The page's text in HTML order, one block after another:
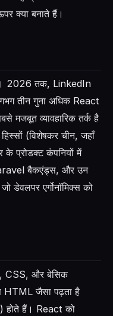
क्या बनाते हैं।
2026 तक, LinkedIn
तीन गुना अधिक React
मजबूत व्यावहारिक तर्क है
(विशेषकर चीन, जहाँ
के प्रोडक्ट कंपनियों में
बैकएंड्स, और उन
डेवलपर एर्गोनॉमिक्स को
CSS, और बेसिक
जैसा पढ़ता है
होते हैं। React को